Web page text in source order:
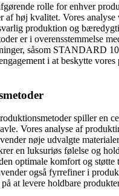
rolle for enhver
af høj kvalitet. Vores analyse
produktion og
er i overensstemmelse
såsom STANDARD
i at beskytte vores
spiller en
Vores analyse af
nøje udvalgte
en luksuriøs følelse og
optimale komfort og støtte
også fyrrefiner i
at levere holdbare